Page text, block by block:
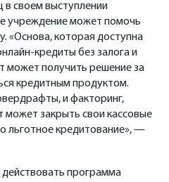
своем выступлении
учреждение может помочь
«Основа, которая доступна
кредиты без залога и
может получить решение за
кредитным продуктом.
и факторинг,
может закрыть свои кассовые
льготное кредитование», —
программа